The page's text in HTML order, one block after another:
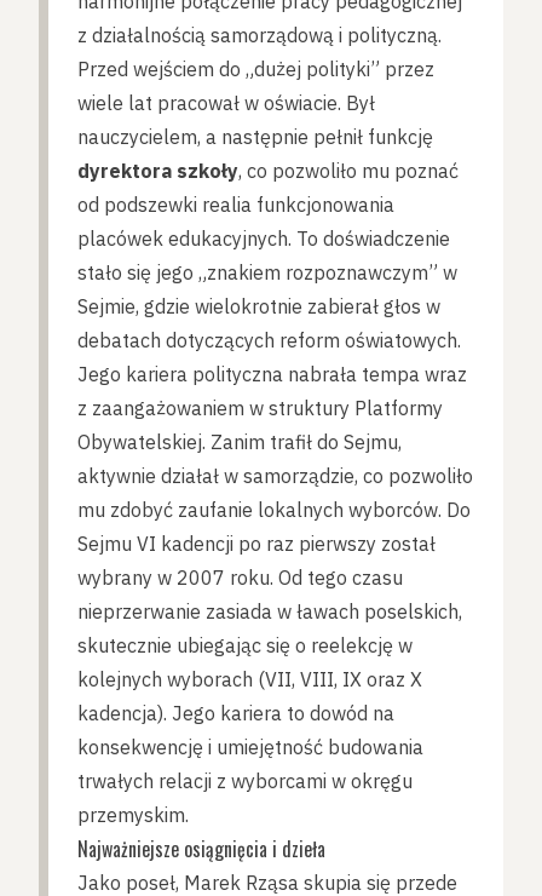
z działalnością samorządową i polityczną.
Przed wejściem do „dużej polityki” przez
wiele lat pracował w oświacie. Był
nauczycielem, a następnie pełnił funkcję
dyrektora szkoły, co pozwoliło mu poznać
od podszewki realia funkcjonowania
placówek edukacyjnych. To doświadczenie
stało się jego „znakiem rozpoznawczym” w
Sejmie, gdzie wielokrotnie zabierał głos w
debatach dotyczących reform oświatowych.
Jego kariera polityczna nabrała tempa wraz
z zaangażowaniem w struktury Platformy
Obywatelskiej. Zanim trafił do Sejmu,
aktywnie działał w samorządzie, co pozwoliło
mu zdobyć zaufanie lokalnych wyborców. Do
Sejmu VI kadencji po raz pierwszy został
wybrany w 2007 roku. Od tego czasu
nieprzerwanie zasiada w ławach poselskich,
skutecznie ubiegając się o reelekcję w
kolejnych wyborach (VII, VIII, IX oraz X
kadencja). Jego kariera to dowód na
konsekwencję i umiejętność budowania
trwałych relacji z wyborcami w okręgu
przemyskim.
Najważniejsze osiągnięcia i dzieła
Jako poseł, Marek Rząsa skupia się przede